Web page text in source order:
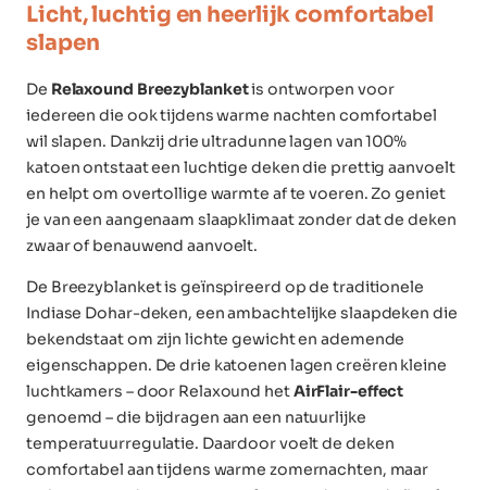
Licht, luchtig en heerlijk comfortabel
slapen
De Relaxound Breezyblanketis ontworpen voor
iedereen die ook tijdens warme nachten comfortabel
wil slapen. Dankzij drie ultradunne lagen van 100%
katoen ontstaat een luchtige deken die prettig aanvoelt
en helpt om overtollige warmte af te voeren. Zo geniet
je van een aangenaam slaapklimaat zonder dat de deken
zwaar of benauwend aanvoelt.
De Breezyblanket is geïnspireerd op de traditionele
Indiase Dohar-deken, een ambachtelijke slaapdeken die
bekendstaat om zijn lichte gewicht en ademende
eigenschappen. De drie katoenen lagen creëren kleine
luchtkamers – door Relaxound hetAirFlair-effect
genoemd – die bijdragen aan een natuurlijke
temperatuurregulatie. Daardoor voelt de deken
comfortabel aan tijdens warme zomernachten, maar